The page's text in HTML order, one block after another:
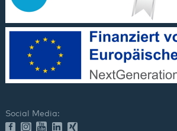
Social Media: